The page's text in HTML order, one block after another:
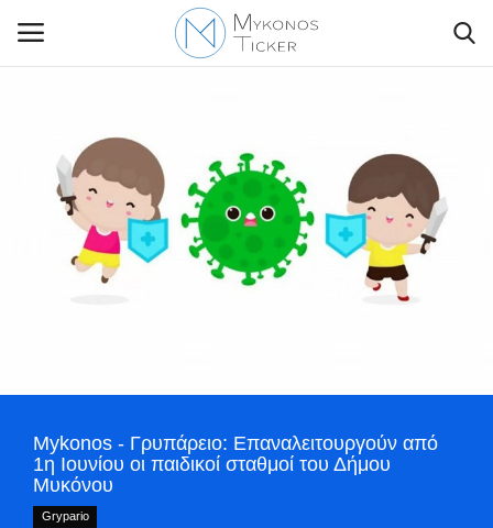
Contact Us
Politique
World
Greece
Style Adorés
Mykonos - Γρυπάρειο: Επαναλειτουργούν από
1η Ιουνίου οι παιδικοί σταθμοί του Δήμου
Μυκόνου
Grypario